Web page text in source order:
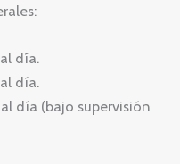
día.
día.
día (bajo supervisión